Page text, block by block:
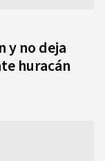
y no deja
huracán